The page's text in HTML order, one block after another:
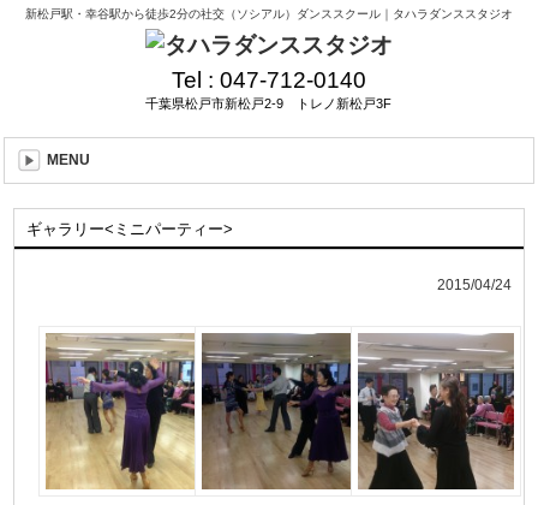
新松戸駅・幸谷駅から徒歩2分の社交（ソシアル）ダンススクール｜タハラダンススタジオ
Tel : 047-712-0140
千葉県松戸市新松戸2-9 トレノ新松戸3F
MENU
ギャラリー<ミニパーティー>
2015/04/24